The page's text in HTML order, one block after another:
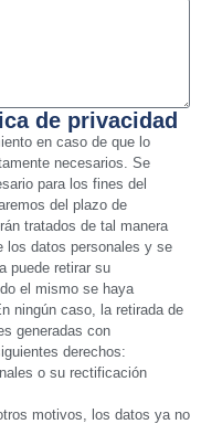
de privacidad
en caso de que lo
necesarios. Se
para los fines del
del plazo de
tratados de tal manera
los datos personales y se
puede retirar su
el mismo se haya
ningún caso, la retirada de
generadas con
derechos:
o su rectificación
motivos, los datos ya no